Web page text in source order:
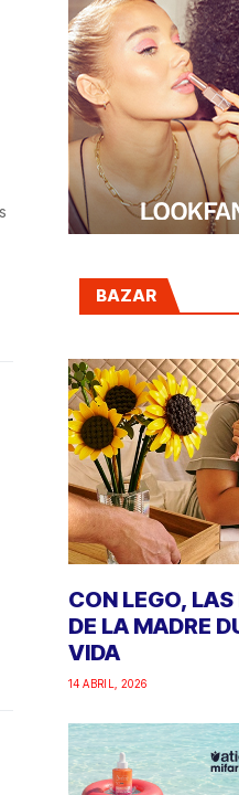
BAZAR
CON LEGO,
DE LA MADRE
VIDA
14 ABRIL, 2026